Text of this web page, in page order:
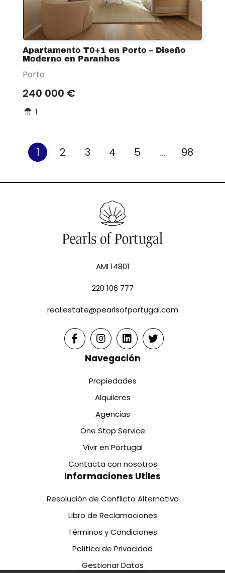
Apartamento T0+1 en Porto – Diseño
Moderno en Paranhos
Porto
240 000 €
1
1 2 3 4 5 ... 98
AMI 14801
220 106 777
real.estate@pearlsofportugal.com
Navegación
Propiedades
Alquileres
Agencias
One Stop Service
Vivir en Portugal
Contacta con nosotros
Informaciones Utiles
Resolución de Conflicto Alternativa
Libro de Reclamaciones
Términos y Condiciones
Política de Privacidad
Gestionar Datos